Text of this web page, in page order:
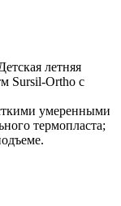
летняя
Sursil-Ortho с
умеренными
термопласта;